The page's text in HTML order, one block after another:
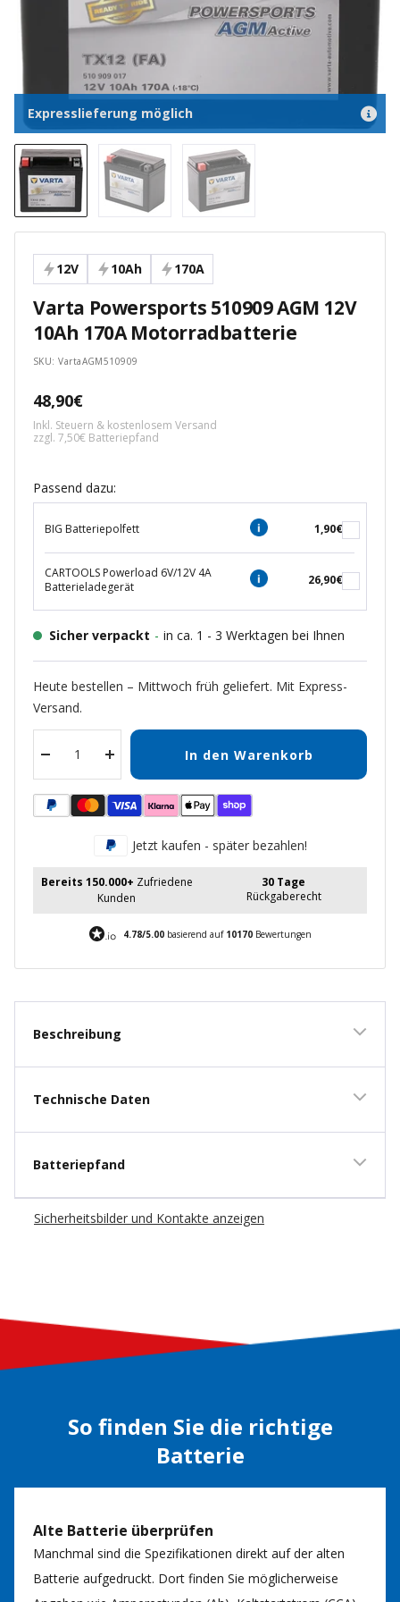
Expresslieferung möglich
12V 10Ah 170A
Varta Powersports 510909 AGM 12V
10Ah 170A Motorradbatterie
SKU:VartaAGM510909
Angebotspreis
48,90€
Inkl. Steuern & kostenlosem Versand
zzgl. 7,50€ Batteriepfand
Passend dazu:
BIG Batteriepolfett 1,90€
CARTOOLS Powerload 6V/12V 4A
Batterieladegerät
26,90€
Sicher verpackt - in ca. 1 - 3 Werktagen bei Ihnen
Heute bestellen – Mittwoch früh geliefert. Mit Express-
Versand.
Menge
verringern
Menge
erhöhen
In den Warenkorb
Jetzt kaufen - später bezahlen!
Bereits 150.000+ Zufriedene
Kunden
30 Tage
Rückgaberecht
4.78/5.00basierend auf 10170Bewertungen
Beschreibung
Technische Daten
Batteriepfand
Sicherheitsbilder und Kontakte anzeigen
So finden Sie die richtige
Batterie
Alte Batterie überprüfen
Manchmal sind die Spezifikationen direkt auf der alten
Batterie aufgedruckt. Dort finden Sie möglicherweise